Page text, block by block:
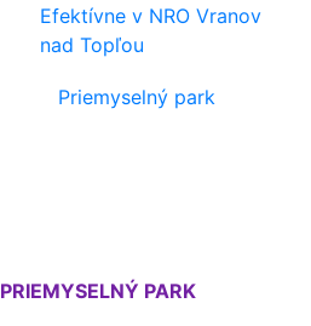
Efektívne v NRO Vranov
nad Topľou
Priemyselný park
PRIEMYSELNÝ PARK